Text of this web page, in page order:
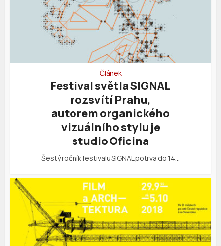
Článek
Festival světla SIGNAL
rozsvítí Prahu,
autorem organického
vizuálního stylu je
studio Oficina
Šestý ročník festivalu SIGNAL potrvá do 14…